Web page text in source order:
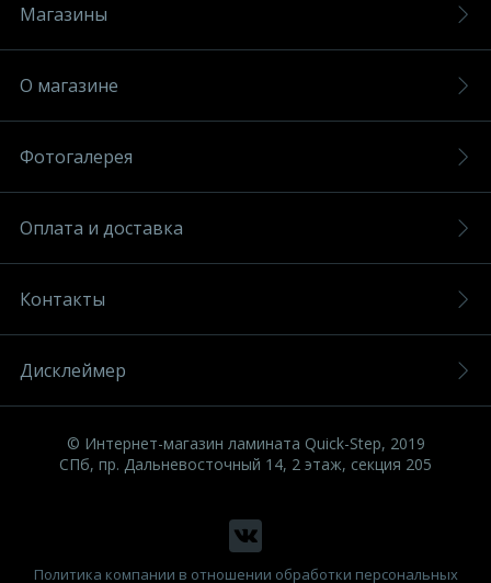
Магазины
О магазине
Фотогалерея
Оплата и доставка
Контакты
Дисклеймер
© Интернет-магазин ламината Quick-Step, 2019
СПб, пр. Дальневосточный 14, 2 этаж, секция 205
Политика компании в отношении обработки персональных